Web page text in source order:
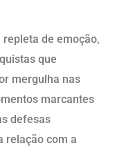
de emoção,
que
mergulha nas
marcantes
defesas
relação com a